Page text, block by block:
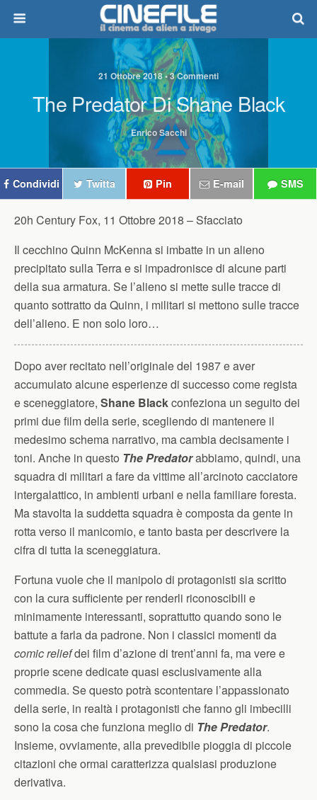
21 Ottobre 2018 • 3 Commenti
The Predator Di Shane Black
Enrico Sacchi
Condividi Twitta Pin E-mail SMS
20h Century Fox, 11 Ottobre 2018 – Sfacciato
Il cecchino Quinn McKenna si imbatte in un alieno
precipitato sulla Terra e si impadronisce di alcune parti
della sua armatura. Se l’alieno si mette sulle tracce di
quanto sottratto da Quinn, i militari si mettono sulle tracce
dell’alieno. E non solo loro…
Dopo aver recitato nell’originale del 1987 e aver
accumulato alcune esperienze di successo come regista
e sceneggiatore, Shane Blackconfeziona un seguito dei
primi due film della serie, scegliendo di mantenere il
medesimo schema narrativo, ma cambia decisamente i
toni. Anche in questo The Predatorabbiamo, quindi, una
squadra di militari a fare da vittime all’arcinoto cacciatore
intergalattico, in ambienti urbani e nella familiare foresta.
Ma stavolta la suddetta squadra è composta da gente in
rotta verso il manicomio, e tanto basta per descrivere la
cifra di tutta la sceneggiatura.
Fortuna vuole che il manipolo di protagonisti sia scritto
con la cura sufficiente per renderli riconoscibili e
minimamente interessanti, soprattutto quando sono le
battute a farla da padrone. Non i classici momenti da
comic reliefdei film d’azione di trent’anni fa, ma vere e
proprie scene dedicate quasi esclusivamente alla
commedia. Se questo potrà scontentare l’appassionato
della serie, in realtà i protagonisti che fanno gli imbecilli
sono la cosa che funziona meglio di The Predator.
Insieme, ovviamente, alla prevedibile pioggia di piccole
citazioni che ormai caratterizza qualsiasi produzione
derivativa.